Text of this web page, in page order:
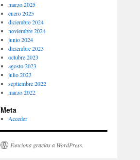
marzo 2025
enero 2025
diciembre 2024
noviembre 2024
junio 2024
diciembre 2023
octubre 2023
agosto 2023
julio 2023
septiembre 2022
marzo 2022
Meta
Acceder
Funciona gracias a WordPress.